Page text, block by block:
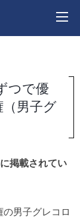
つで優
男子グ
掲載されてい
男子グレコロ